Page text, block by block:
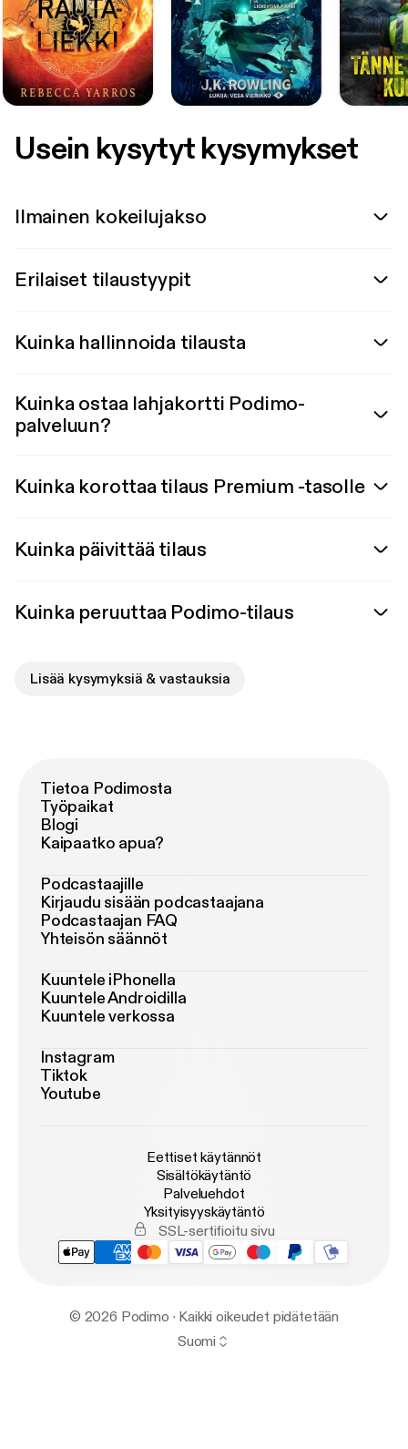
Usein kysytyt kysymykset
Ilmainen kokeilujakso
Erilaiset tilaustyypit
Kuinka hallinnoida tilausta
Kuinka ostaa lahjakortti Podimo-
palveluun?
Kuinka korottaa tilaus Premium -tasolle
Kuinka päivittää tilaus
Kuinka peruuttaa Podimo-tilaus
Lisää kysymyksiä & vastauksia
Tietoa Podimosta
Työpaikat
Blogi
Kaipaatko apua?
Podcastaajille
Kirjaudu sisään podcastaajana
Podcastaajan FAQ
Yhteisön säännöt
Kuuntele iPhonella
Kuuntele Androidilla
Kuuntele verkossa
Instagram
Tiktok
Youtube
Eettiset käytännöt
Sisältökäytäntö
Palveluehdot
Yksityisyyskäytäntö
SSL-sertifioitu sivu
© 2026 Podimo · Kaikki oikeudet pidätetään
Suomi